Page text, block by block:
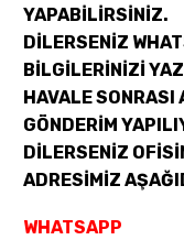
YAPABİLİRSİNİZ.
DİLERSENİZ
BİLGİLERİNİZİ
HAVALE SONRASI
GÖNDERİM
DİLERSENİZ
ADRESİMİZ
WHATSAPP